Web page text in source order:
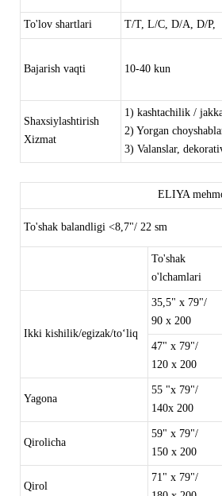
To'lov shartlari T/T, L/C, D/A, D/P,
Bajarish vaqti 10-40 kun
Shaxsiylashtirish
Xizmat
1) kashtachilik /
2) Yorgan
3) Valanslar,
ELIYA
To'shak balandligi <8,7"/ 22 sm
To'shak
o'lchamlari
Ikki kishilik/egizak/toʻliq
35,5" x 79"/
90 x 200
47" x 79"/
120 x 200
Yagona
55 "x 79"/
140x 200
Qirolicha
59" x 79"/
150 x 200
Qirol
71" x 79"/